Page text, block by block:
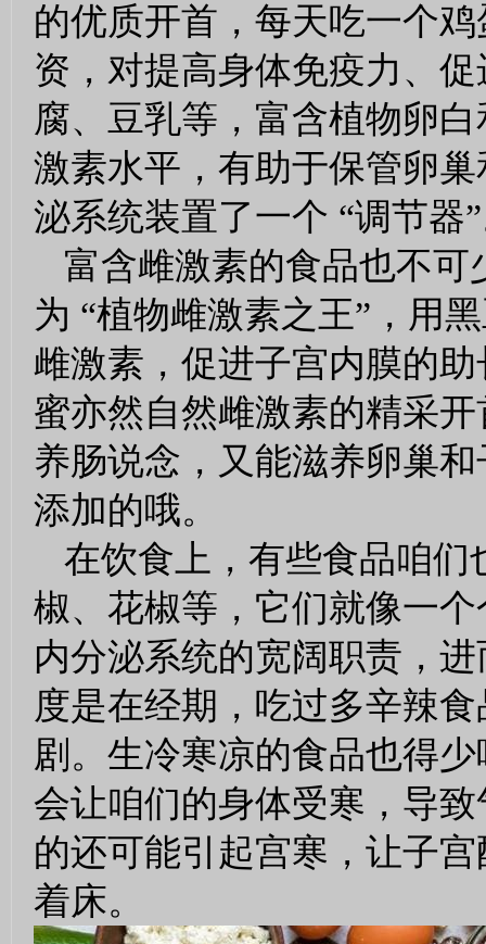
的优质开首，每天吃一个
资，对提高身体免疫力、
腐、豆乳等，富含植物卵
激素水平，有助于保管卵
泌系统装置了一个 “调节器
富含雌激素的食品也不
为 “植物雌激素之王”，用
雌激素，促进子宫内膜的
蜜亦然自然雌激素的精采
养肠说念，又能滋养卵巢
添加的哦。
在饮食上，有些食品咱
椒、花椒等，它们就像一
内分泌系统的宽阔职责，
度是在经期，吃过多辛辣
剧。生冷寒凉的食品也得
会让咱们的身体受寒，导
的还可能引起宫寒，让子
着床。